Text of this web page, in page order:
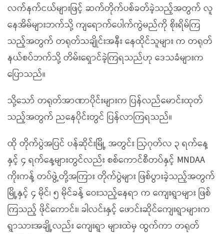
လက်နက်ငယ်များဖြင့် ဆက်တိုက်ပစ်ခတ်ခဲ့သည့်အတွက် လူ
နေအိမ်များဘက်သို့ ကျရောက်ပေါက်ကွဲမည်ကို စိုးရိမ်ကြ
သည့်အတွက် တရုတ်သချိုင်းအနီး နေထိုင်သူများ က တရုတ်
နယ်စပ်ဘက်သို့ တိမ်းရှောင်ခဲ့ကြရသည်ဟု ဒေသခံများက
ပြောသည်။
သို့သော် တရုတ်အာဏာပိုင်းများက ပြန်လည်မောင်းထုတ်
သည့်အတွက် ညနေပိုင်းတွင် ပြန်လာကြရသည်။
ထို တိုက်ပွဲအပြင် ပန်ဆိုင်းမြို့ အတွင်း ဩဂုတ်လ ၃ ရက်နေ့
နှင့် ၄ ရက်နေ့များတွင်လည်း စစ်ကောင်စီတပ်နှင့် MNDAA
ကိုးကန့် တပ်ဖွဲ့တို့အကြား တိုက်ပွဲများ ဖြစ်ပွားခဲ့သည့်အတွက်
မြို့နှင့် ၄ မိုင်၊ ၅ မိုင်ခန့် ဝေးသည့်နေရာ က ကျေးရွာများ ဖြစ်
ကြသည့် ဖိုင်ကောင်း၊ ခါလင်းနှင့် ဖောင်းဆိုင်ကျေးရွာများက
ရွာသားအချို့လည်း ကျေးရွာ များထဲမှ ထွက်ကာ တရုတ်